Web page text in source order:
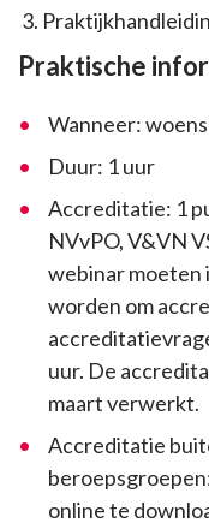
Praktische
Wanneer:
Duur: 1 uur
Accreditatie: 1
NVvPO, V&VN
webinar moeten
worden om
uur. De
maart verwerkt.
Accreditatie
online te